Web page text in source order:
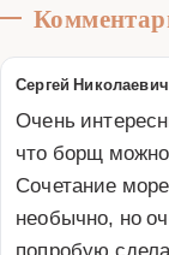
Сергей Николаевич
Очень
что борщ можно
Сочетание
необычно, но
попробую